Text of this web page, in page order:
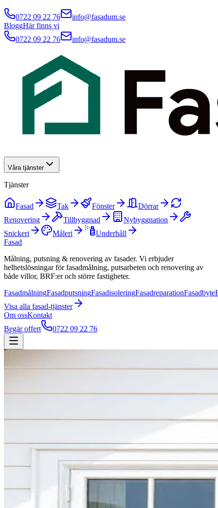
0722 09 22 76
info@fasadum.se
BloggHär finns vi
0722 09 22 76
info@fasadum.se
Våra tjänster
Tjänster
Fasad Tak Fönster
Dörrar
Renovering
Tillbyggnad
Nybyggnation
Snickeri
Måleri
Underhåll
Fasad
Målning, putsning & renovering av fasader. Vi erbjuder
helhetslösningar för fasadmålning, putsarbeten och renovering av
både villor, BRF:er och större fastigheter.
FasadmålningFasadputsningFasadisoleringFasadreparationFasadbyte
Visa alla fasad-tjänster
Om ossKontakt
Begär offert
0722 09 22 76